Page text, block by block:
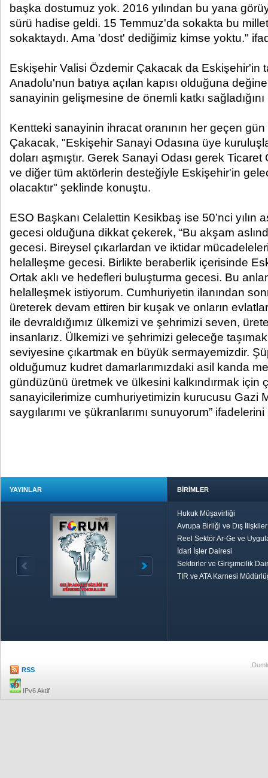
başka dostumuz yok. 2016 yılından bu yana
sürü hadise geldi. 15 Temmuz'da sokakta bu
sokaktaydı. Ama 'dost' dediğimiz kimse yoktu."
Eskişehir Valisi Özdemir Çakacak da Eskişehir'in
Anadolu'nun batıya açılan kapısı olduğuna
sanayinin gelişmesine de önemli katkı
Kentteki sanayinin ihracat oranının her geçen
Çakacak, "Eskişehir Sanayi Odasına üye
doları aşmıştır. Gerek Sanayi Odası gerek
ve diğer tüm aktörlerin desteğiyle Eskişehir'in
olacaktır" şeklinde konuştu.
ESO Başkanı Celalettin Kesikbaş ise 50’nci yılın
gecesi olduğuna dikkat çekerek, “Bu akşam
gecesi. Bireysel çıkarlardan ve iktidar
helalleşme gecesi. Birlikte beraberlik içerisinde
Ortak aklı ve hedefleri buluşturma gecesi. Bu
helalleşmek istiyorum. Cumhuriyetin ilanından
üreterek devam ettiren bir kuşak ve onların
ile devraldığımız ülkemizi ve şehrimizi seven,
insanlarız. Ülkemizi ve şehrimizi geleceğe
seviyesine çıkartmak en büyük sermayemizdir.
olduğumuz kudret damarlarımızdaki asil kanda
gündüzünü üretmek ve ülkesini kalkındırmak için
sanayicilerimize cumhuriyetimizin kurucusu Gazi
saygılarımı ve şükranlarımı sunuyorum”
YAYINLAR BİRİMLER
Hukuk Müşavirliği
Avrupa Birliği ve Dış
Reel Sektör Ar-Ge ve
İdari İşler Dairesi
Sektörler ve Girişimcilik
TIR ve ATA Karnesi
RSS
IPv6 Aktif